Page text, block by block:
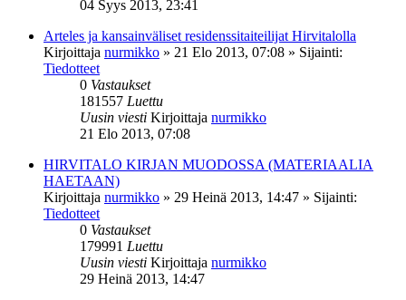
04 Syys 2013, 23:41
Arteles ja kansainväliset residenssitaiteilijat Hirvitalolla
Kirjoittaja nurmikko » 21 Elo 2013, 07:08 » Sijainti:
Tiedotteet
0 Vastaukset
181557 Luettu
Uusin viesti Kirjoittaja nurmikko
21 Elo 2013, 07:08
HIRVITALO KIRJAN MUODOSSA (MATERIAALIA
HAETAAN)
Kirjoittaja nurmikko » 29 Heinä 2013, 14:47 » Sijainti:
Tiedotteet
0 Vastaukset
179991 Luettu
Uusin viesti Kirjoittaja nurmikko
29 Heinä 2013, 14:47